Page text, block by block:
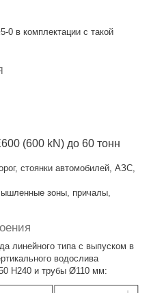
0 в комплектации с такой
(600 kN) до 60 тонн
стоянки автомобилей, АЗС,
зоны, причалы,
линейного типа с выпуском в
водослива
H240 и трубы Ø110 мм: